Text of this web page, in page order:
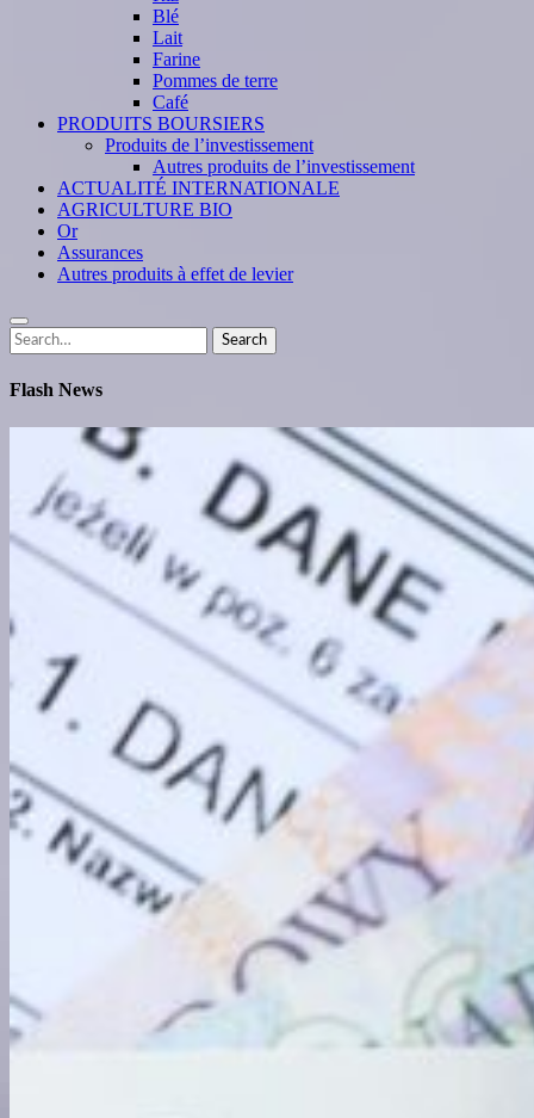
Blé
Lait
Farine
Pommes de terre
Café
PRODUITS BOURSIERS
Produits de l’investissement
Autres produits de l’investissement
ACTUALITÉ INTERNATIONALE
AGRICULTURE BIO
Or
Assurances
Autres produits à effet de levier
Search
for:
Search
Flash News